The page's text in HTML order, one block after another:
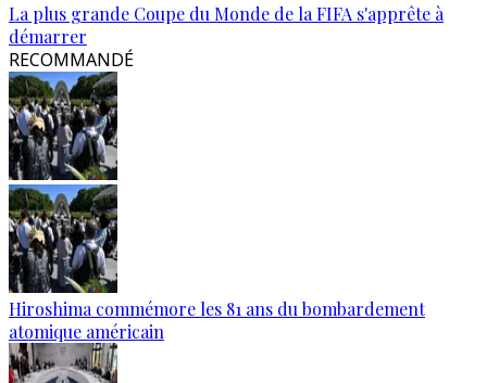
La plus grande Coupe du Monde de la FIFA s'apprête à
démarrer
RECOMMANDÉ
Hiroshima commémore les 81 ans du bombardement
atomique américain